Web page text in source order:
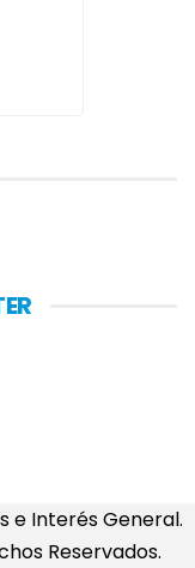
e Interés General.
Reservados.